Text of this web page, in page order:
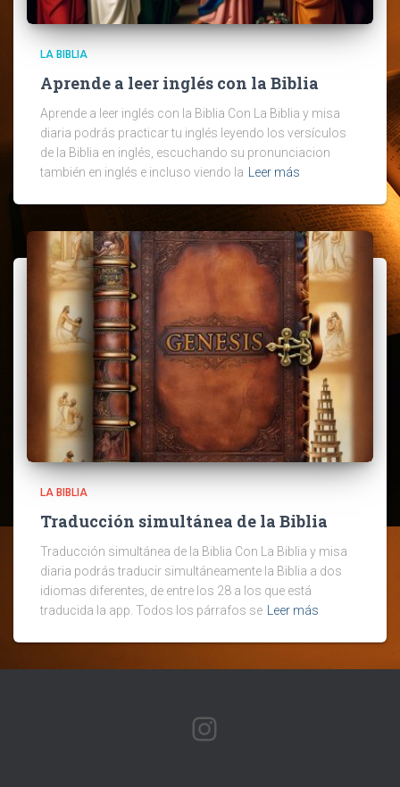
LA BIBLIA
Aprende a leer inglés con la Biblia
Aprende a leer inglés con la Biblia Con La Biblia y misa
diaria podrás practicar tu inglés leyendo los versículos
de la Biblia en inglés, escuchando su pronunciacion
también en inglés e incluso viendo la Leer más
LA BIBLIA
Traducción simultánea de la Biblia
Traducción simultánea de la Biblia Con La Biblia y misa
diaria podrás traducir simultáneamente la Biblia a dos
idiomas diferentes, de entre los 28 a los que está
traducida la app. Todos los párrafos se
Leer más